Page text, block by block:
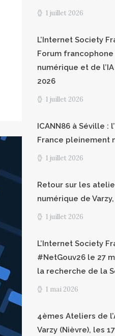
1 juillet 2026
L’Internet Society
Forum
numérique et de
2026
1 juillet 2026
ICANN86 à Séville :
France pleinement
1 juillet 2026
Retour sur les
numérique de
1 juillet 2026
L’Internet Society
#NetGouv26 le 27
la recherche de la
1 mai 2026
4èmes Ateliers de
Varzy (Nièvre), les